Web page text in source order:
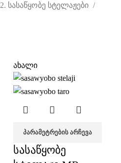
2. სასაწყობე სტელაჟები
ახალი
ᲞᲐᲠᲐᲛᲔᲢᲠᲔᲑᲘᲡ ᲐᲠᲩᲔᲕᲐ
სასაწყობე